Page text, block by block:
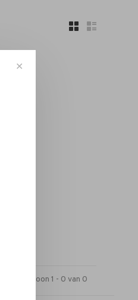
Toon 1 - 0 van 0
✕